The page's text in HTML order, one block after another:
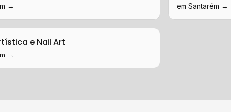
→ em Santarém →
e Nail Art
→